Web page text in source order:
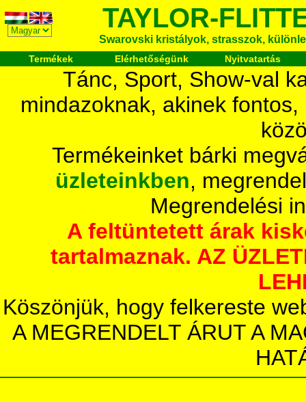
TAYLOR-
Swarovski kristályok, strasszok,
Termékek Elérhetőségünk Nyitvatartás
Tánc, Sport, Show-val
mindazoknak, akinek
Termékeinket bárki
üzleteinkben,
Megrendelési
A feltüntetett árak
tartalmaznak. AZ
Köszönjük, hogy felkereste
A MEGRENDELT ÁRUT A